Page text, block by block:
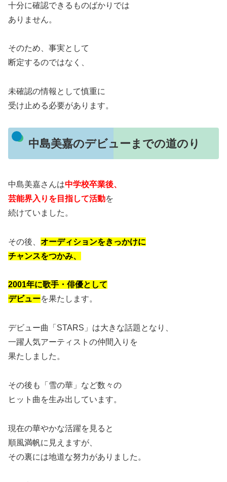
十分に確認できるものばかりでは
ありません。
そのため、事実として
断定するのではなく、
未確認の情報として慎重に
受け止める必要があります。
中島美嘉のデビューまでの道のり
中島美嘉さんは中学校卒業後、
芸能界入りを目指して活動を
続けていました。
その後、 オーディションをきっかけに
チャンスをつかみ、
2001年に歌手・俳優として
デビューを果たします。
デビュー曲「STARS」は大きな話題となり、
一躍人気アーティストの仲間入りを
果たしました。
その後も「雪の華」など数々の
ヒット曲を生み出しています。
現在の華やかな活躍を見ると
順風満帆に見えますが、
その裏には地道な努力がありました。